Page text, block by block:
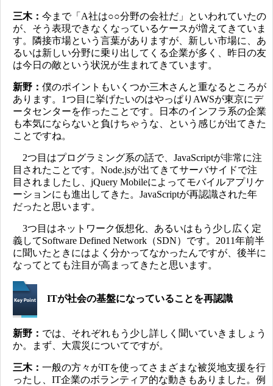
三木： 今まで「A社は○○分野の会社だ」といわれていたの
が、そう表現できなくなっているケースが増えてきていま
す。隣接市場という言葉がありますが、新しい市場に、あ
るいは新しい分野に乗り出してくる企業が多く、昨日の友
は今日の敵という状況が生まれてきています。
新野： 僕のポイントもいくつか三木さんと重なるところが
あります。1つ目に挙げたいのはやっぱりAWSが東京にデ
ータセンターを作ったことです。日本のインフラ系の企業
も本気にならないと負けちゃうな、という感じが出てきた
ことですね。
2つ目はプログラミング系の話で、JavaScriptが非常に注
目されたことです。Node.jsが出てきてサーバサイドで注
目されましたし、jQuery Mobileによってモバイルアプリケ
ーションにも進出してきた。JavaScriptが再認識された年
だったと思います。
3つ目はネットワーク仮想化、あるいはもう少し広く定
義してSoftware Defined Network（SDN）です。2011年前半
に聞いたときにはよく分かってなかったんですが、後半に
なってとても注目が高まってきたと思います。
ITが社会の基盤になっていることを再認識
新野： では、それぞれもう少し詳しく聞いていきましょう
か。まず、大震災についてですが。
三木： 一般の方々がITを使ってさまざまな被災地支援を行
ったし、IT企業のボランティア的な動きもありました。例